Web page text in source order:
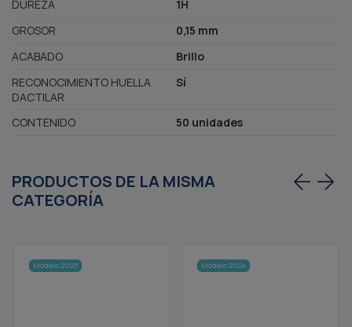
ACABADO
Brillo
RECONOCIMIENTO HUELLA
Sí
CONTENIDO
CATEGORÍA